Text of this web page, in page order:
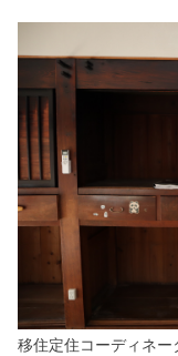
移住定住コーディネー